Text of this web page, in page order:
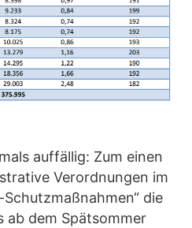
auffällig: Zum einen
Verordnungen im
die
ab dem Spätsommer